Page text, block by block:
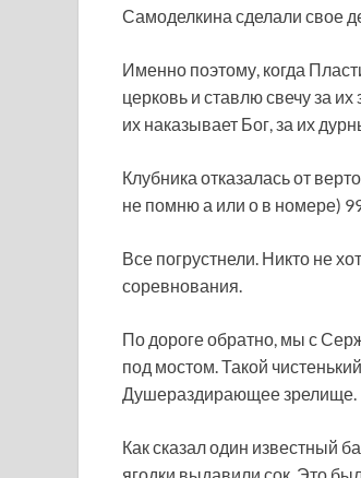
Самоделкина сделали свое
Именно поэтому, когда
церковь и ставлю свечу за
их наказывает Бог, за их
Клубника отказалась от
не помню а или о в номере)
Все погрустнели. Никто не
соревнования.
По дороге обратно, мы с
под мостом. Такой
Душераздирающее зрелище.
Как сказал один известный